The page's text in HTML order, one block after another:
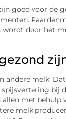
goed voor de
wordt door het
andere melk.
bij
met behulp
melk